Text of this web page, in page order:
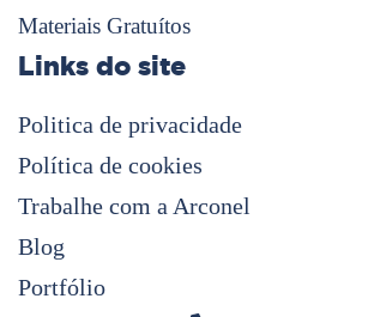
Materiais Gratuítos
Links do site
Politica de privacidade
Política de cookies
Trabalhe com a Arconel
Blog
Portfólio